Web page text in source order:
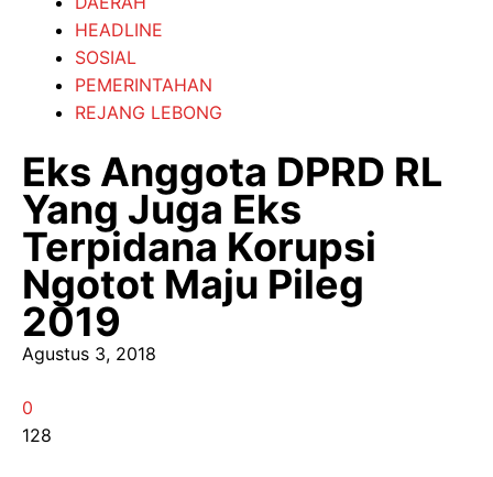
HEADLINE
SOSIAL
PEMERINTAHAN
REJANG LEBONG
Eks Anggota DPRD RL
Yang Juga Eks
Terpidana Korupsi
Ngotot Maju Pileg
2019
Agustus 3, 2018
0
128